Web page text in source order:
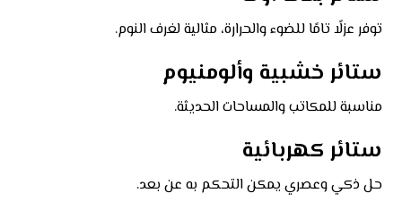
توفر عزلًا تامًا للضوء والحرارة، مثالية لغرف النوم.
ستائر خشبية وألومنيوم
مناسبة للمكاتب والمساحات الحديثة.
ستائر كهربائية
حل ذكي وعصري يمكن التحكم به عن بعد.